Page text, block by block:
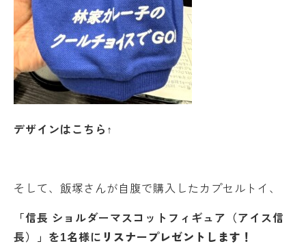
デザインはこちら↑
そして、飯塚さんが自腹で購入したカプセルトイ、
「信長 ショルダーマスコットフィギュア（アイス信
長）
」を1名様に リスナープレゼントします！